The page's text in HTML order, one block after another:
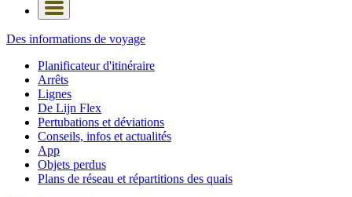
Des informations de voyage
Planificateur d'itinéraire
Arrêts
Lignes
De Lijn Flex
Pertubations et déviations
Conseils, infos et actualités
App
Objets perdus
Plans de réseau et répartitions des quais